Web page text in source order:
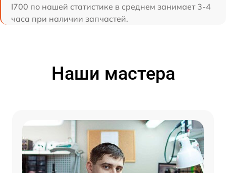
I700 по нашей статистике в среднем занимает 3-4
часа при наличии запчастей.
Наши мастера